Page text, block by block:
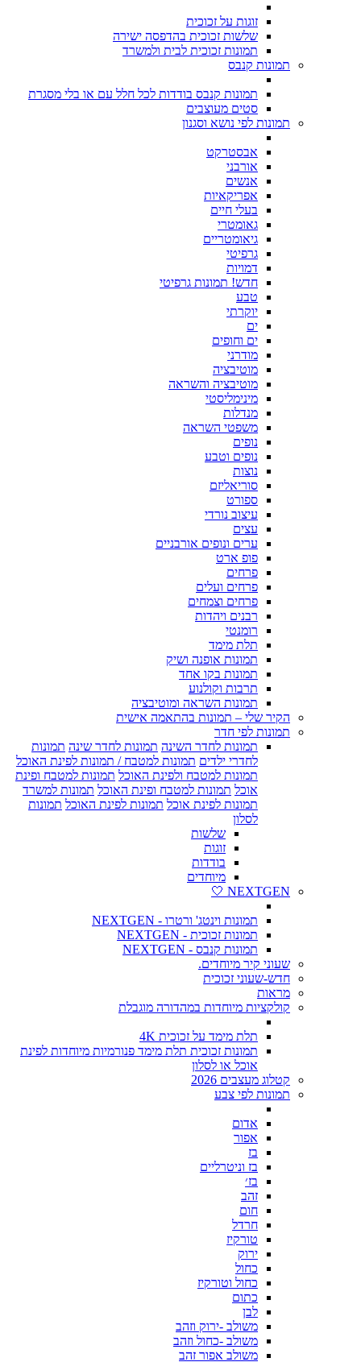
זוגות על זכוכית
שלשות זכוכית בהדפסה ישירה
תמונות זכוכית לבית ולמשרד
תמונות קנבס
תמונות קנבס בודדות לכל חלל עם או בלי מסגרת
סטים מעוצבים
תמונות לפי נושא וסגנון
אבסטרקט
אורבני
אנשים
אפריקאיות
בעלי חיים
גאומטרי
גיאומטריים
גרפיטי
דמויות
חדש! תמונות גרפיטי
טבע
יוקרתי
ים
ים וחופים
מודרני
מוטיבציה
מוטיבציה והשראה
מינימליסטי
מנדלות
משפטי השראה
נופים
נופים וטבע
נוצות
סוריאליזם
ספורט
עיצוב נורדי
עצים
ערים ונופים אורבניים
פופ ארט
פרחים
פרחים ועלים
פרחים וצמחים
רבנים ויהדות
רומנטי
תלת מימד
תמונות אופנה ושיק
תמונות בקו אחד
תרבות וקולנוע
תמונות השראה ומוטיבציה
הקיר שלי – תמונות בהתאמה אישית
תמונות לפי חדר
תמונות לחדר השינה תמונות לחדר שינה תמונות
לחדרי ילדים תמונות למטבח / תמונות לפינת האוכל
תמונות למטבח ולפינת האוכל תמונות למטבח ופינת
אוכל תמונות למטבח ופינת האוכל תמונות למשרד
תמונות לפינת אוכל תמונות לפינת האוכל תמונות
לסלון
שלשות
זוגות
בודדות
מיוחדים
NEXTGEN 🤍
תמונות וינטג' ורטרו - NEXTGEN
תמונות זכוכית - NEXTGEN
תמונות קנבס - NEXTGEN
שעוני קיר מיוחדים.
חדש-שעוני זכוכית
מראות
קולקציות מיוחדות במהדורה מוגבלת
תלת מימד על זכוכית 4K
תמונות זכוכית תלת מימד פנורמיות מיוחדות לפינת
אוכל או לסלון
קטלוג מעצבים 2026
תמונות לפי צבע
אדום
אפור
בז
בז וניטרליים
בז׳
זהב
חום
חרדל
טורקיז
ירוק
כחול
כחול וטורקיז
כתום
לבן
משולב -ירוק וזהב
משולב -כחול וזהב
משולב אפור זהב